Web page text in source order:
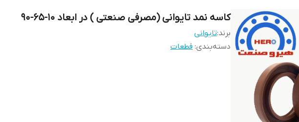
کاسه نمد تایوانی (مصرفی صنعتی ) در ابعاد 10-65-90
برند:تایوانی
دسته‌بندی: قطعات